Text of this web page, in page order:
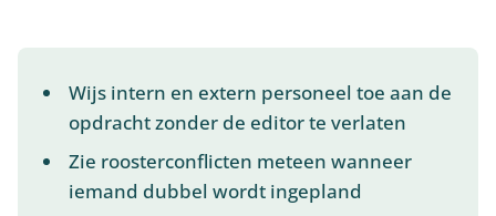
Wijs intern en extern personeel toe aan de
opdracht zonder de editor te verlaten
Zie roosterconflicten meteen wanneer
iemand dubbel wordt ingepland